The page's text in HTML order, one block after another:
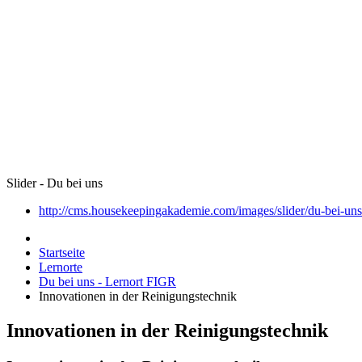
Slider - Du bei uns
http://cms.housekeepingakademie.com/images/slider/du-bei-
Startseite
Lernorte
Du bei uns - Lernort FIGR
Innovationen in der Reinigungstechnik
Innovationen in der Reinigungstechnik